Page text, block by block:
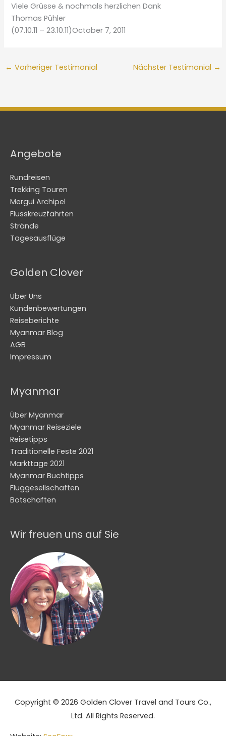
Viele Grüsse & nochmals herzlichen Dank
Thomas Pühler
(07.10.11 – 23.10.11)October 7, 2011
← Vorheriger Testimonial Nächster Testimonial →
Angebote
Rundreisen
Trekking Touren
Mergui Archipel
Flusskreuzfahrten
Strände
Tagesausflüge
Golden Clover
Über Uns
Kundenbewertungen
Reiseberichte
Myanmar Blog
AGB
Impressum
Myanmar
Über Myanmar
Myanmar Reiseziele
Reisetipps
Traditionelle Feste 2021
Markttage 2021
Myanmar Buchtipps
Fluggesellschaften
Botschaften
Wir freuen uns auf Sie
Copyright © 2026 Golden Clover Travel and Tours Co.,
Ltd. All Rights Reserved.